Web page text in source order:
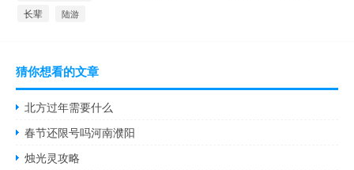
长辈 陆游
猜你想看的文章
北方过年需要什么
春节还限号吗河南濮阳
烛光灵攻略